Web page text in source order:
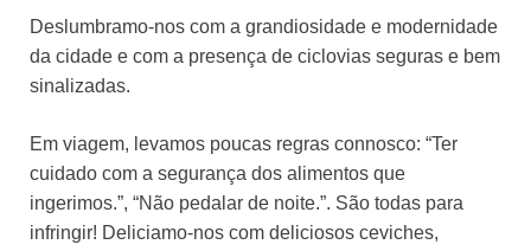
Deslumbramo-nos com a grandiosidade e modernidade
da cidade e com a presença de ciclovias seguras e bem
sinalizadas.
Em viagem, levamos poucas regras connosco: “Ter
cuidado com a segurança dos alimentos que
ingerimos.”, “Não pedalar de noite.”. São todas para
infringir! Deliciamo-nos com deliciosos ceviches,